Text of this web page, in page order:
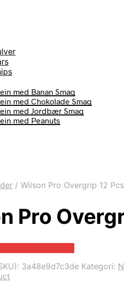
med Banan Smag
med Chokolade Smag
med Jordbær Smag
med Peanuts
/ Wilson Pro Overgrip 12
Pro
3a48e9d7c3de Kategori: